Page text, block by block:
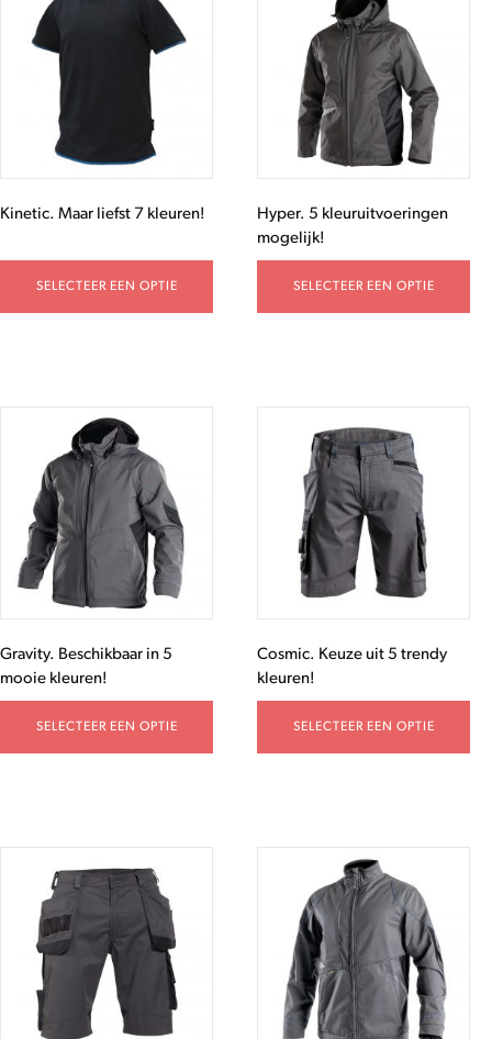
Kinetic. Maar liefst 7 kleuren!
SELECTEER EEN OPTIE
Hyper. 5 kleuruitvoeringen
mogelijk!
SELECTEER EEN OPTIE
Gravity. Beschikbaar in 5
mooie kleuren!
SELECTEER EEN OPTIE
Cosmic. Keuze uit 5 trendy
kleuren!
SELECTEER EEN OPTIE